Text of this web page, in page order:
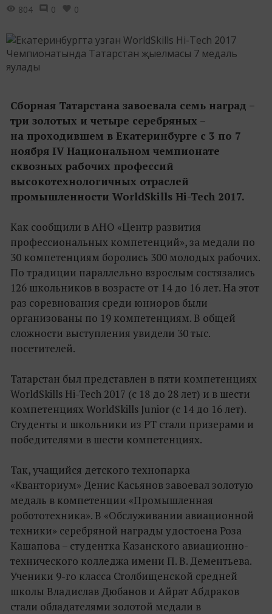
804 0 0
Сборная Татарстана завоевала семь наград –
три золотых и четыре серебряных –
на проходившем в Екатеринбурге с 3 по 7
ноября IV Национальном чемпионате
сквозных рабочих профессий
высокотехнологичных отраслей
промышленности WorldSkills Hi-Tech 2017.
Как сообщили в АНО «Центр развития
профессиональных компетенций», за медали по
30 компетенциям боролись 300 молодых рабочих.
По традиции параллельно взрослым состязались
126 школьников в возрасте от 14 до 16 лет. На этот
раз соревнования среди юниоров были
организованы по 19 компетенциям. В общей
сложности выступления увидели 30 тыс.
посетителей.
Татарстан был представлен в пяти компетенциях
WorldSkills Hi-Tech 2017 (с 18 до 28 лет) и в шести
компетенциях WorldSkills Junior (с 14 до 16 лет).
Студенты и школьники из РТ стали призерами и
победителями в шести компетенциях.
Так, учащийся детского технопарка
«Кванториум» Денис Касьянов завоевал золотую
медаль в компетенции «Промышленная
робототехника». В «Обслуживании авиационной
техники» серебряной награды удостоена Роза
Кашапова – студентка Казанского авиационно-
технического колледжа имени П. В. Дементьева.
Ученики 9-го класса Столбищенской средней
школы Владислав Дюбанов и Айрат Абдраков
стали обладателями золотой медали в